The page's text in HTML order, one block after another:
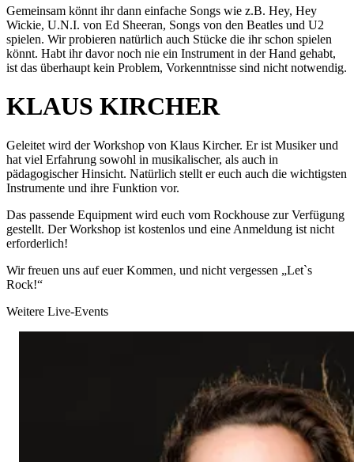
Gemeinsam könnt ihr dann einfache Songs wie z.B. Hey, Hey
Wickie, U.N.I. von Ed Sheeran, Songs von den Beatles und U2
spielen. Wir probieren natürlich auch Stücke die ihr schon spielen
könnt. Habt ihr davor noch nie ein Instrument in der Hand gehabt,
ist das überhaupt kein Problem, Vorkenntnisse sind nicht notwendig.
KLAUS KIRCHER
Geleitet wird der Workshop von Klaus Kircher. Er ist Musiker und
hat viel Erfahrung sowohl in musikalischer, als auch in
pädagogischer Hinsicht. Natürlich stellt er euch auch die wichtigsten
Instrumente und ihre Funktion vor.
Das passende Equipment wird euch vom Rockhouse zur Verfügung
gestellt. Der Workshop ist kostenlos und eine Anmeldung ist nicht
erforderlich!
Wir freuen uns auf euer Kommen, und nicht vergessen „Let`s
Rock!“
Weitere Live-Events